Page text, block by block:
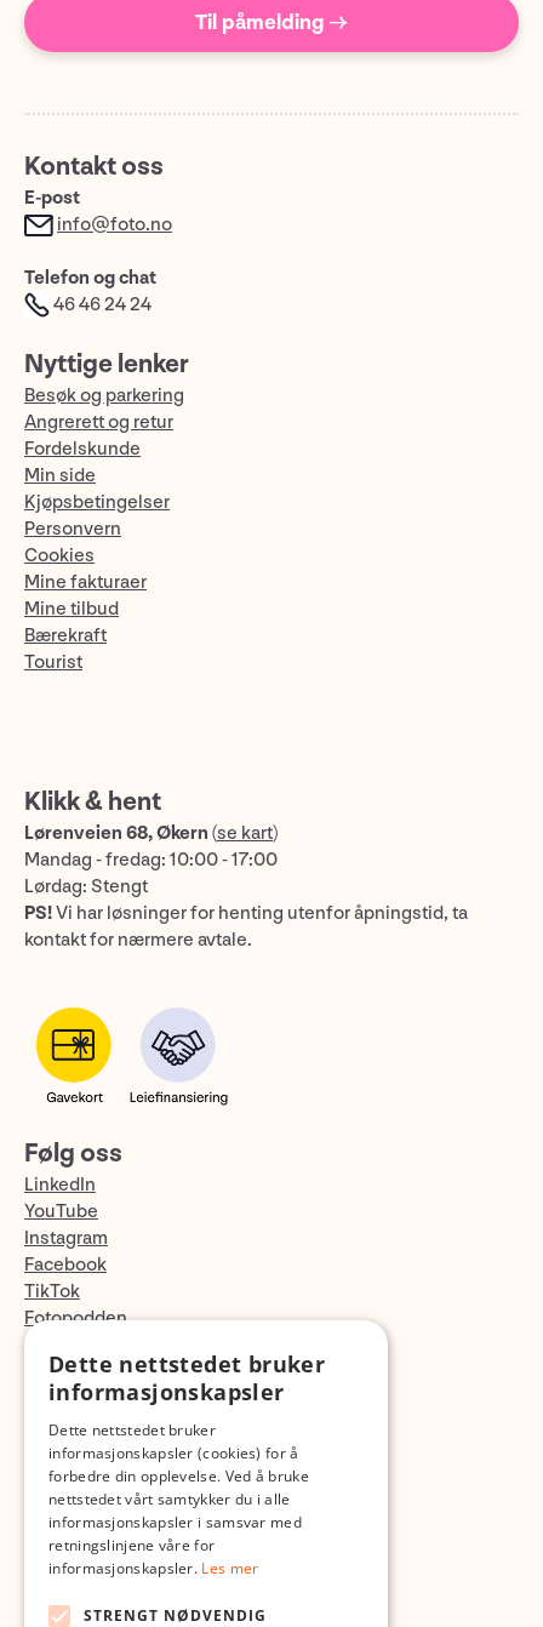
Til påmelding →
Kontakt oss
E-post
info@foto.no
Telefon og chat
46 46 24 24
Nyttige lenker
Besøk og parkering
Angrerett og retur
Fordelskunde
Min side
Kjøpsbetingelser
Personvern
Cookies
Mine fakturaer
Mine tilbud
Bærekraft
Tourist
Klikk & hent
Lørenveien 68, Økern (se kart)
Mandag - fredag: 10:00 - 17:00
Lørdag: Stengt
PS!Vi har løsninger for henting utenfor åpningstid, ta
kontakt for nærmere avtale.
Følg oss
LinkedIn
YouTube
Instagram
Facebook
TikTok
Fotopodden
Med forbehold om skrive- og lagerfeil
Dette nettstedet bruker
informasjonskapsler
Dette nettstedet bruker
informasjonskapsler (cookies) for å
forbedre din opplevelse. Ved å bruke
nettstedet vårt samtykker du i alle
informasjonskapsler i samsvar med
retningslinjene våre for
informasjonskapsler. Les mer
STRENGT NØDVENDIG